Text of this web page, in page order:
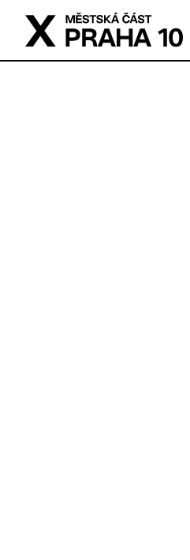
Přejít na hlavní obsah